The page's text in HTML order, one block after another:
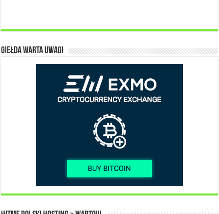
Giełda warta uwagi